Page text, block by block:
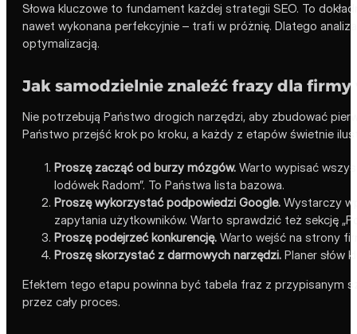
Słowa kluczowe to fundament każdej strategii SEO. To
nawet wykonana perfekcyjnie – trafi w próżnię. Dlatego
optymalizacją.
Jak samodzielnie znaleźć frazy dla firmy
Nie potrzebują Państwo drogich narzędzi, aby zbudować
Państwo przejść krok po kroku, a każdy z etapów świetnie
Proszę zacząć od burzy mózgów. Warto wypisać
lodówek Radom”. To Państwa lista bazowa.
Proszę wykorzystać podpowiedzi Google. Wystarczy
zapytania użytkowników. Warto sprawdzić też sekcję
Proszę podejrzeć konkurencję. Warto wejść na strony
Proszę skorzystać z darmowych narzędzi. Planer słów
Efektem tego etapu powinna być tabela fraz z przypisanym
przez cały proces.